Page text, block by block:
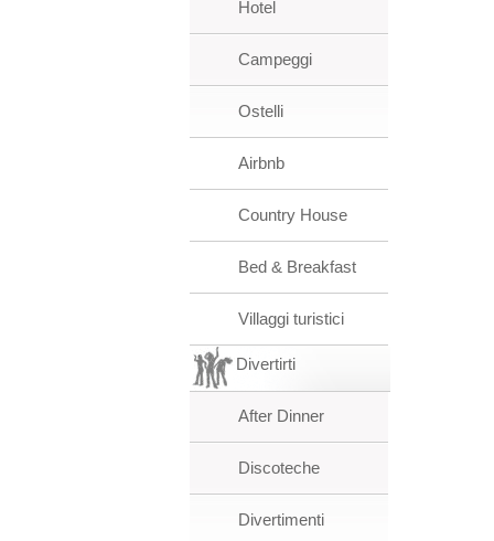
Hotel
Campeggi
Ostelli
Airbnb
Country House
Bed & Breakfast
Villaggi turistici
Divertirti
After Dinner
Discoteche
Divertimenti